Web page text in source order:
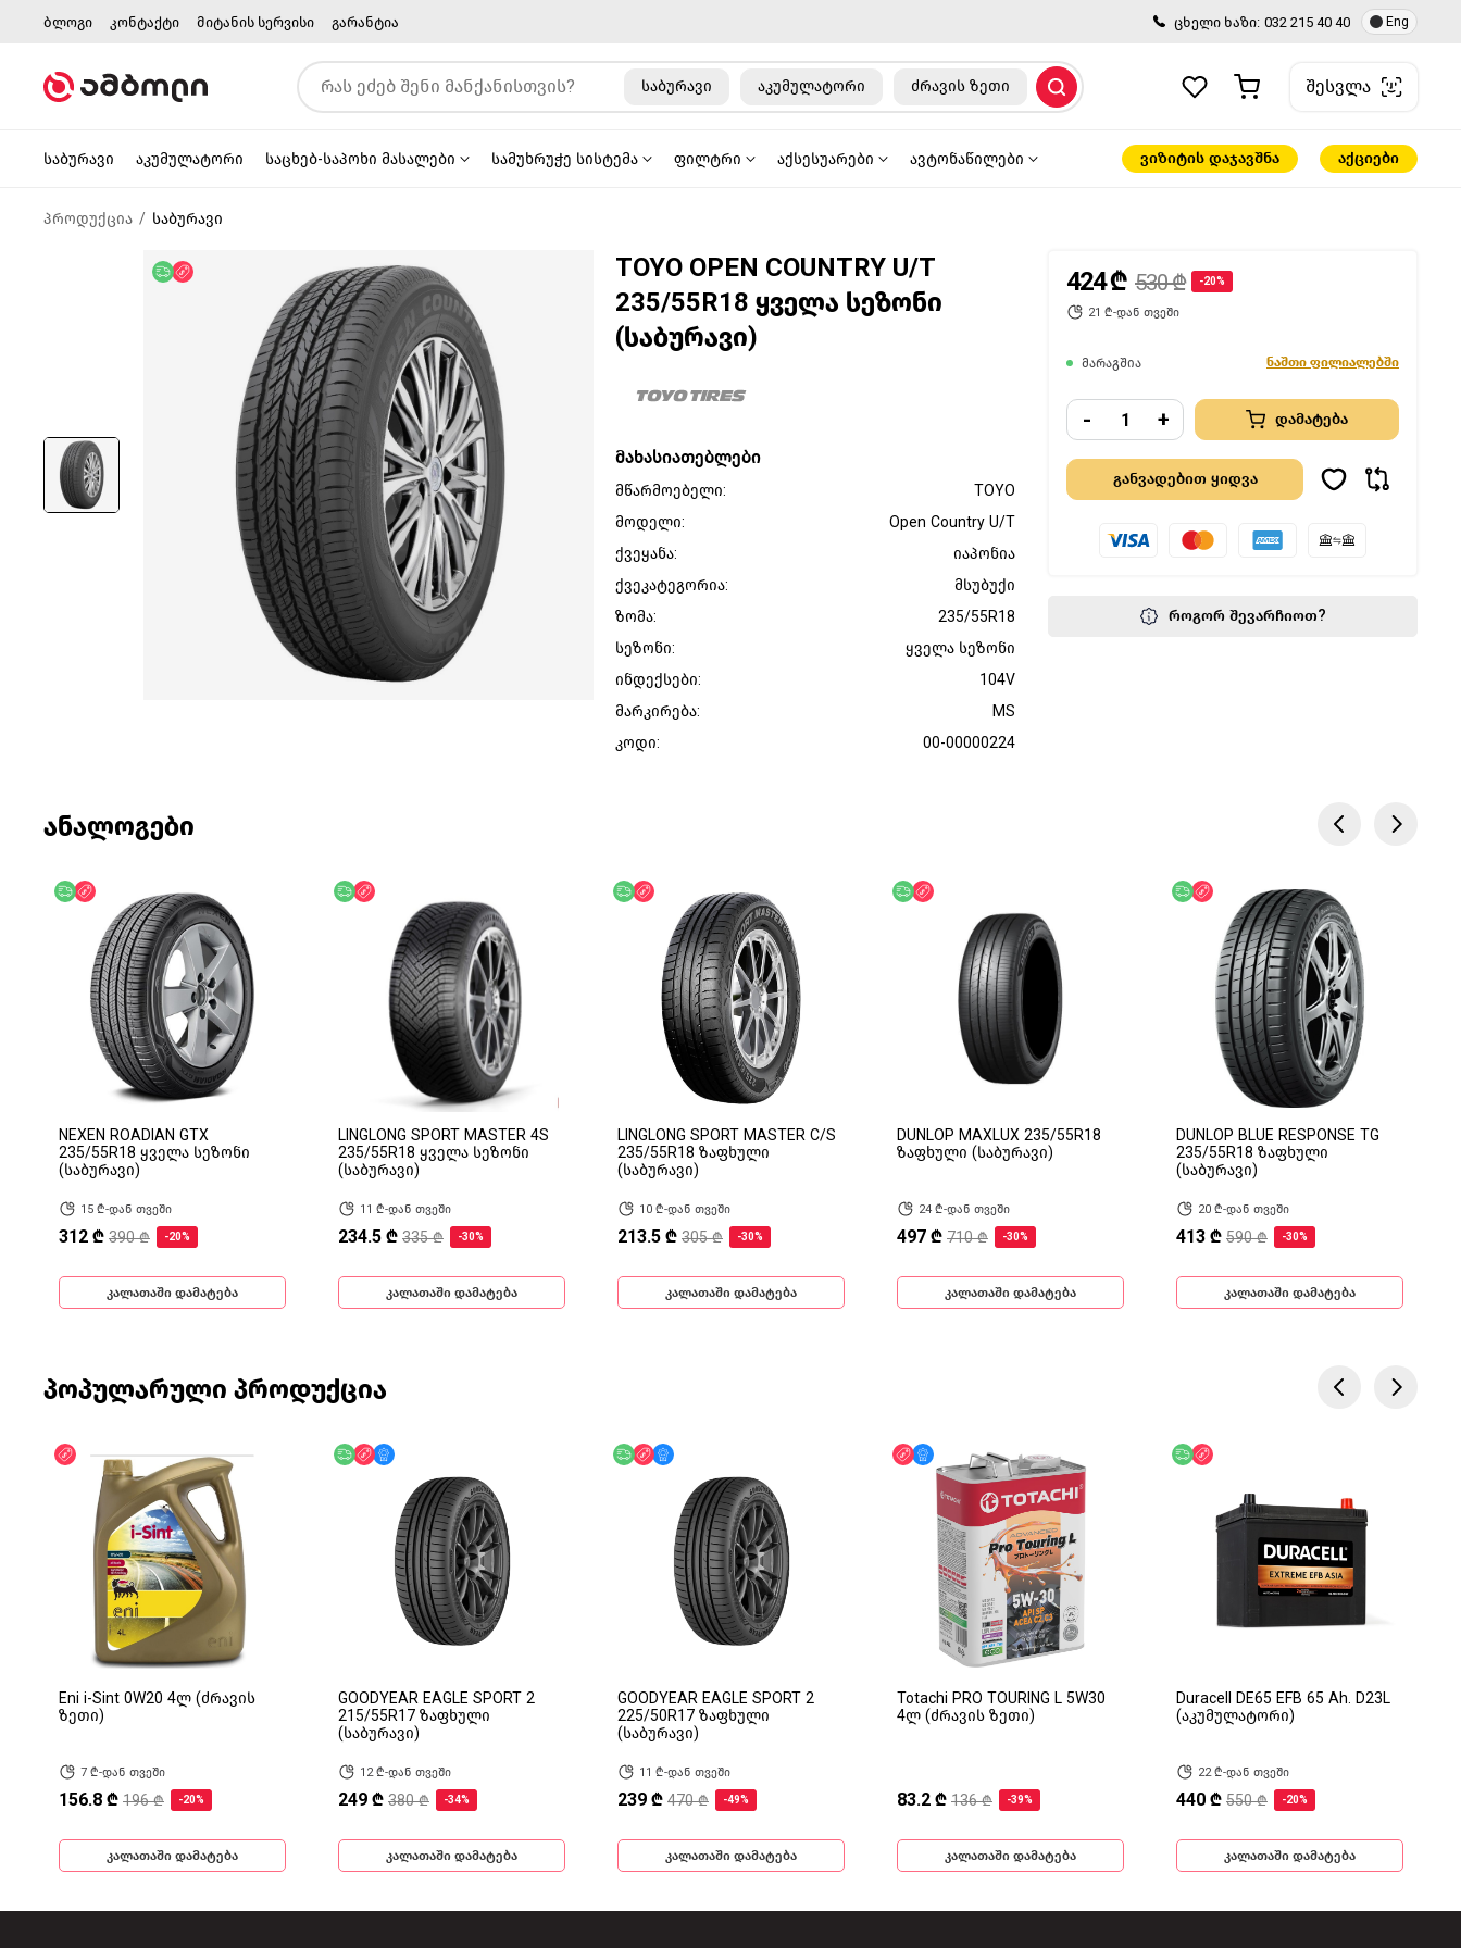
ბლოგი კონტაქტი მიტანის სერვისი გარანტია ცხელი ხაზი: 032 215 40 40 Eng
საბურავი აკუმულატორი ძრავის ზეთი შესვლა
საბურავი აკუმულატორი საცხებ-საპოხი მასალები სამუხრუჭე სისტემა ფილტრი აქსესუარები ავტონაწილები ვიზიტის დაჯავშნა აქციები
პროდუქცია საბურავი
უფასო მიწოდება 424 ₾ 530 ₾ -20%
21 ₾-დან თვეში
მარაგშია ნაშთი ფილიალებში
- + დამატება
როგორ შევარჩიოთ?
TOYO OPEN COUNTRY U/T
235/55R18 ყველა სეზონი
(საბურავი)
მახასიათებლები
მწარმოებელი:
TOYO
მოდელი:
Open Country U/T
ქვეყანა:
იაპონია
ქვეკატეგორია:
მსუბუქი
ზომა:
235/55R18
სეზონი:
ყველა სეზონი
ინდექსები:
104V
მარკირება:
MS
კოდი:
00-00000224
ანალოგები
უფასო მიწოდება
ფასდაკლება
NEXEN ROADIAN GTX
235/55R18 ყველა სეზონი
(საბურავი)
15 ₾-დან თვეში
312 ₾ 390 ₾ -20%
კალათაში დამატება
უფასო მიწოდება
LINGLONG SPORT MASTER 4S
235/55R18 ყველა სეზონი
(საბურავი)
11 ₾-დან თვეში
234.5 ₾ 335 ₾ -30%
კალათაში დამატება
უფასო მიწოდება
ფასდაკლება
LINGLONG SPORT MASTER C/S
235/55R18 ზაფხული
(საბურავი)
10 ₾-დან თვეში
213.5 ₾ 305 ₾ -30%
კალათაში დამატება
უფასო მიწოდება
DUNLOP MAXLUX 235/55R18
ზაფხული (საბურავი)
24 ₾-დან თვეში
497 ₾ 710 ₾ -30%
კალათაში დამატება
უფასო მიწოდება
ფასდაკლება
DUNLOP BLUE RESPONSE TG
235/55R18 ზაფხული
(საბურავი)
20 ₾-დან თვეში
413 ₾ 590 ₾ -30%
კალათაში დამატება
პოპულარული პროდუქცია
ფასდაკლება
Eni i-Sint 0W20 4ლ (ძრავის
ზეთი)
7 ₾-დან თვეში
156.8 ₾ 196 ₾ -20%
კალათაში დამატება
უფასო მიწოდება
ფასდაკლება
GOODYEAR EAGLE SPORT 2
215/55R17 ზაფხული
(საბურავი)
12 ₾-დან თვეში
249 ₾ 380 ₾ -34%
კალათაში დამატება
უფასო მიწოდება
ფასდაკლება
GOODYEAR EAGLE SPORT 2
225/50R17 ზაფხული
(საბურავი)
11 ₾-დან თვეში
239 ₾ 470 ₾ -49%
კალათაში დამატება
ფასდაკლება
მხოლოდ ონლაინ
Totachi PRO TOURING L 5W30
4ლ (ძრავის ზეთი)
83.2 ₾ 136 ₾ -39%
კალათაში დამატება
უფასო მიწოდება
Duracell DE65 EFB 65 Ah. D23L
(აკუმულატორი)
22 ₾-დან თვეში
440 ₾ 550 ₾ -20%
კალათაში დამატება